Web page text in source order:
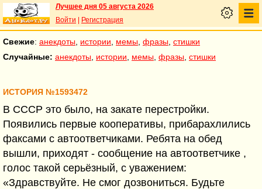
Лучшее дня 05 августа 2026
Войти
Регистрация
Свежие: анекдоты истории мемы фразы стишки
Случайные: анекдоты истории мемы фразы стишки
ИСТОРИЯ №1593472
В СССР это было, на закате перестройки.
Появились первые кооперативы, прибарахлились
факсами с автоответчиками. Ребята на обед
вышли, приходят - сообщение на автоответчике ,
голос такой серьёзный, с уважением:
«Здравствуйте. Не смог дозвониться. Будьте